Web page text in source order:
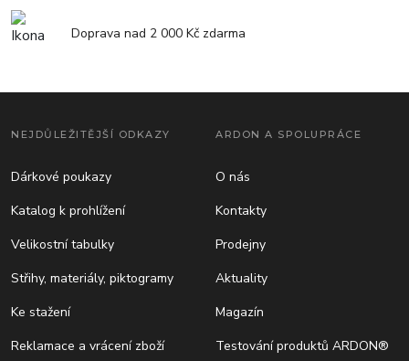
Doprava nad 2 000 Kč zdarma
NEJDŮLEŽITĚJŠÍ ODKAZY
Dárkové poukazy
Katalog k prohlížení
Velikostní tabulky
Střihy, materiály, piktogramy
Ke stažení
Reklamace a vrácení zboží
ARDON A SPOLUPRÁCE
O nás
Kontakty
Prodejny
Aktuality
Magazín
Testování produktů ARDON®